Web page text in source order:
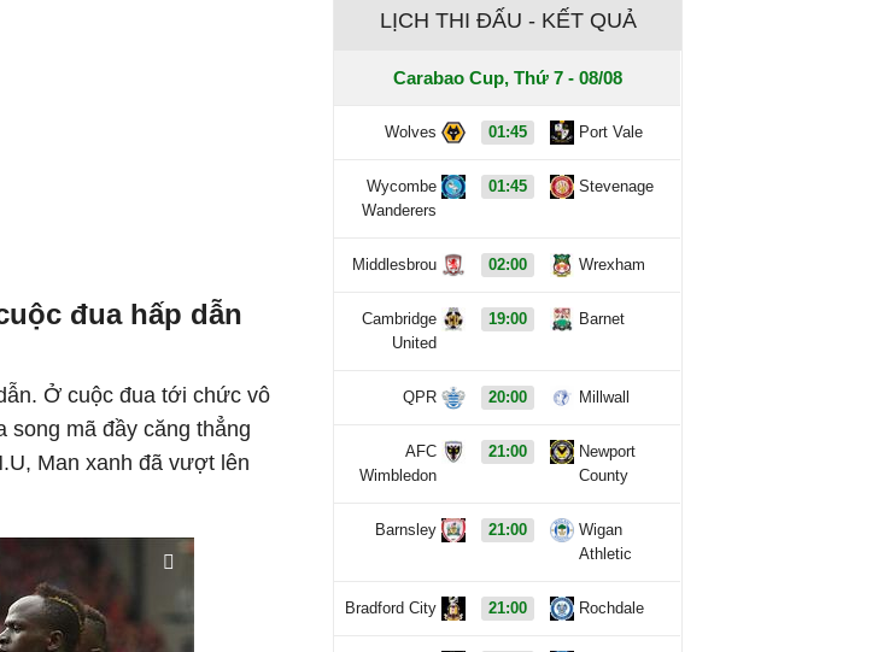
đua hấp dẫn
Ở cuộc đua tới chức vô
song mã đầy căng thẳng
Man xanh đã vượt lên
LỊCH THI ĐẤU - KẾT QUẢ
Carabao Cup, Thứ 7 - 08/08
Wolves 01:45 Port Vale
Wycombe
Wanderers
01:45 Stevenage
Middlesbrou 02:00 Wrexham
Cambridge
United
19:00 Barnet
QPR 20:00 Millwall
AFC
Wimbledon
21:00
Newport
County
Barnsley 21:00
Wigan
Athletic
Bradford City 21:00 Rochdale